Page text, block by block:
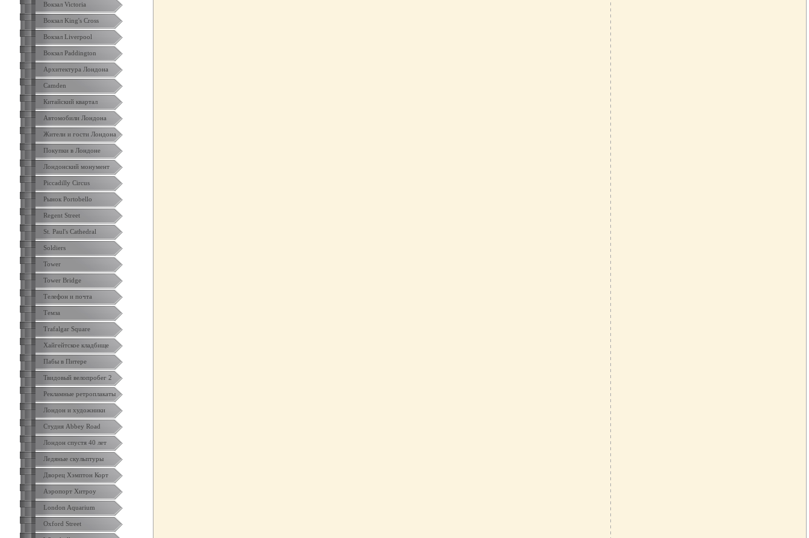
Вокзал Victoria
Вокзал King's Cross
Вокзал Liverpool
Вокзал Paddington
Архитектура Лондона
Camden
Китайский квартал
Автомобили Лондона
Жители и гости Лондона
Покупки в Лондоне
Лондонский монумент
Piccadilly Circus
Рынок Portobello
Regent Street
St. Paul's Cathedral
Soldiers
Tower
Tower Bridge
Телефон и почта
Темза
Trafalgar Square
Хайгейтское кладбище
Пабы в Питере
Твидовый велопробег 2
Рекламные ретроплакаты
Лондон и художники
Студия Abbey Road
Лондон спустя 40 лет
Ледяные скульптуры
Дворец Хэмптон Корт
Аэропорт Хитроу
London Aquarium
Oxford Street